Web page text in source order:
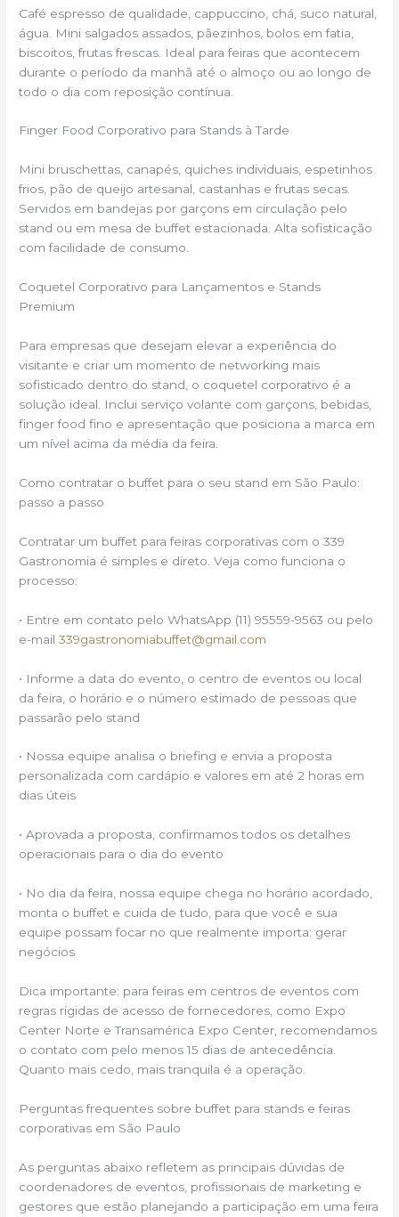
Café espresso de qualidade, cappuccino, chá, suco natural,
água. Mini salgados assados, pãezinhos, bolos em fatia,
biscoitos, frutas frescas. Ideal para feiras que acontecem
durante o período da manhã até o almoço ou ao longo de
todo o dia com reposição contínua.
Finger Food Corporativo para Stands à Tarde
Mini bruschettas, canapés, quiches individuais, espetinhos
frios, pão de queijo artesanal, castanhas e frutas secas.
Servidos em bandejas por garçons em circulação pelo
stand ou em mesa de buffet estacionada. Alta sofisticação
com facilidade de consumo.
Coquetel Corporativo para Lançamentos e Stands
Premium
Para empresas que desejam elevar a experiência do
visitante e criar um momento de networking mais
sofisticado dentro do stand, o coquetel corporativo é a
solução ideal. Inclui serviço volante com garçons, bebidas,
finger food fino e apresentação que posiciona a marca em
um nível acima da média da feira.
Como contratar o buffet para o seu stand em São Paulo:
passo a passo
Contratar um buffet para feiras corporativas com o 339
Gastronomia é simples e direto. Veja como funciona o
processo:
• Entre em contato pelo WhatsApp (11) 95559-9563 ou pelo
e-mail339gastronomiabuffet@gmail.com
• Informe a data do evento, o centro de eventos ou local
da feira, o horário e o número estimado de pessoas que
passarão pelo stand
• Nossa equipe analisa o briefing e envia a proposta
personalizada com cardápio e valores em até 2 horas em
dias úteis
• Aprovada a proposta, confirmamos todos os detalhes
operacionais para o dia do evento
• No dia da feira, nossa equipe chega no horário acordado,
monta o buffet e cuida de tudo, para que você e sua
equipe possam focar no que realmente importa: gerar
negócios
Dica importante: para feiras em centros de eventos com
regras rígidas de acesso de fornecedores, como Expo
Center Norte e Transamérica Expo Center, recomendamos
o contato com pelo menos 15 dias de antecedência.
Quanto mais cedo, mais tranquila é a operação.
Perguntas frequentes sobre buffet para stands e feiras
corporativas em São Paulo
As perguntas abaixo refletem as principais dúvidas de
coordenadores de eventos, profissionais de marketing e
gestores que estão planejando a participação em uma feira